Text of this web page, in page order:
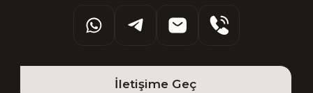
İletişime Geç